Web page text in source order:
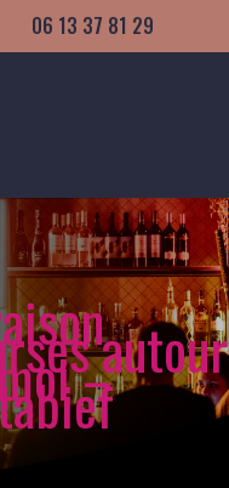
06 13 37 81 29
autour
–